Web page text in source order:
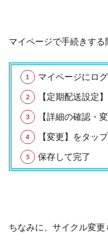
マイページで手続きする
マイページにロ
【定期配送設定
【詳細の確認・
【変更】をタッ
保存して完了
ちなみに、サイクル変更